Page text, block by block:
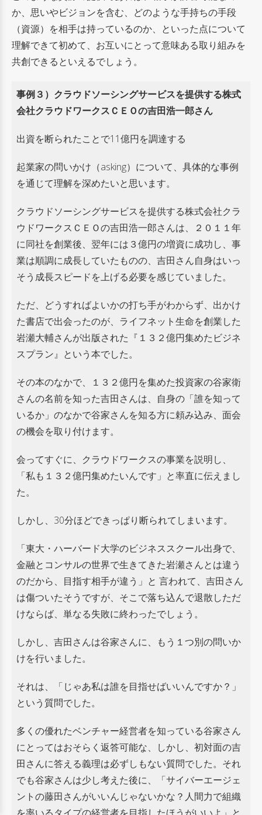
か、思いやビジョンを含む、 どのような手持ちの手段
（資源）を相手は持っているのか、といった点について
理解できて初めて、 お互いにとって意味ある取り組みを
共創できるといえるでしょう。
事例３） クラウドソーシングサービスを提供する株式
会社クラウドワークスＣＥＯの吉田浩一郎さん
出資を断られたことで11億円を調達する
起業家の問いかけ（asking）について、具体的な事例
を通じて理解を深めたいと思います。
クラウドソーシングサービスを提供する株式会社クラ
ウドワークスＣＥＯの吉田浩一郎さんは、２０１１年
に同社を創業後、翌年には３億円の増資に成功し、事
業は順調に成長していたものの、 吉田さん自身はいっ
そう成長スピードを上げる必要を感じていました。
ただ、どうすればよいかの打ち手がわからず、出かけ
た書店で出会ったのが、 ライフネット生命を創業した
岩瀬大輔さんが出版された『１３２億円集めたビジネ
スプラン』という本でした。
その本のなかで、１３２億円を集めた投資家の谷家衛
さんの名前を知った吉田さんは、 自身の「誰を知って
いるか」のなかで谷家さんを知る方に頼み込み、面会
の機会を取り付けます。
会ってすぐに、クラウドワークスの事業を説明し、
「私も１３２億円集めたいんです」と率直に伝えまし
た。
しかし、30分ほどできっぱり断られてしまいます。
「東大・ハーバード大学のビジネススクール出身で、
金融とコンサルの世界で生きてきた岩瀬さんとは違う
のだから、 目指す相手が違う」と 言われて、吉田さん
は傷ついたそうですが、そこで落ち込んで退散しただ
けならば、 単なる失敗に終わったでしょう。
しかし、吉田さんは谷家さんに、もう１つ別の問いか
けを行いました。
それは、「じゃあ私は誰を目指せばいいんですか？」
という質問でした。
多くの優れたベンチャー経営者を知っている谷家さん
にとってはおそらく返答可能な、しかし、 初対面の吉
田さんに答える義理は必ずしもない質問でした。 それ
でも谷家さんは少し考えた後に、「サイバーエージェ
ントの藤田さんがいいんじゃないかな？ 人間力で組織